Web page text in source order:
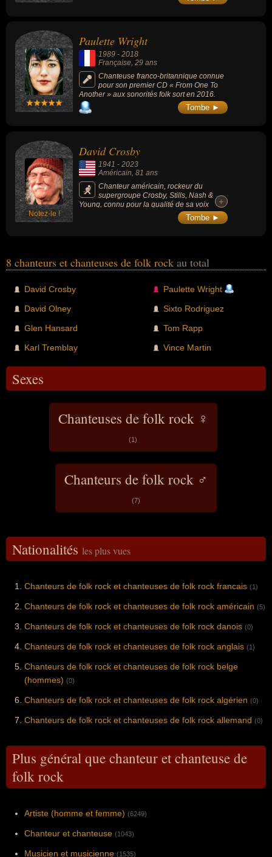
Paulette Wright
1989 - 2018
Française, 29 ans
Chanteuse franco-britannique connue
pour son premier CD « From One To
Another » aux sonorités folk sort en 2016.
Tombe ►
Notez-le !
David Crosby
1941 - 2023
Américain, 81 ans
Chanteur américain, rockeur du
supergroupe Crosby, Stills, Nash &
Young, connu pour la qualité de sa voix
haute et pure, ainsi que pour ses talents
+
+
Tombe ►
8 chanteurs et chanteuses de folk rock au total
David Crosby
David Olney
Glen Hansard
Karl Tremblay
Paulette Wright
Sixto Rodriguez
Tom Rapp
Vince Martin
Sexes
Chanteuses de folk rock ♀
(1)
Chanteurs de folk rock ♂
(7)
Nationalités les plus vues
Chanteurs de folk rock et chanteuses de folk rock francais (1)
Chanteurs de folk rock et chanteuses de folk rock américain (5)
Chanteurs de folk rock et chanteuses de folk rock danois (0)
Chanteurs de folk rock et chanteuses de folk rock anglais (1)
Chanteurs de folk rock et chanteuses de folk rock belge
(hommes) (0)
Chanteurs de folk rock et chanteuses de folk rock algérien (0)
Chanteurs de folk rock et chanteuses de folk rock allemand (0)
Plus général que chanteur et chanteuse de
folk rock
Artiste (homme et femme) (6249)
Chanteur et chanteuse (1043)
Musicien et musicienne (1535)